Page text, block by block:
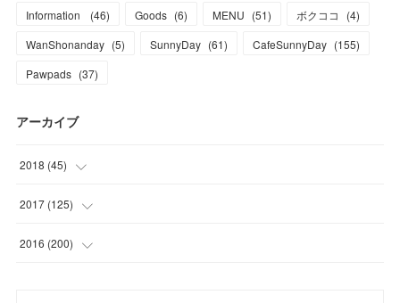
Information
(46) Goods (6) MENU (51) ボクココ (4)
WanShonanday (5) SunnyDay (61) CafeSunnyDay (155)
Pawpads (37)
アーカイブ
2018 (45)
(1)
(1)
2017 (125)
(6)
2016 (200)